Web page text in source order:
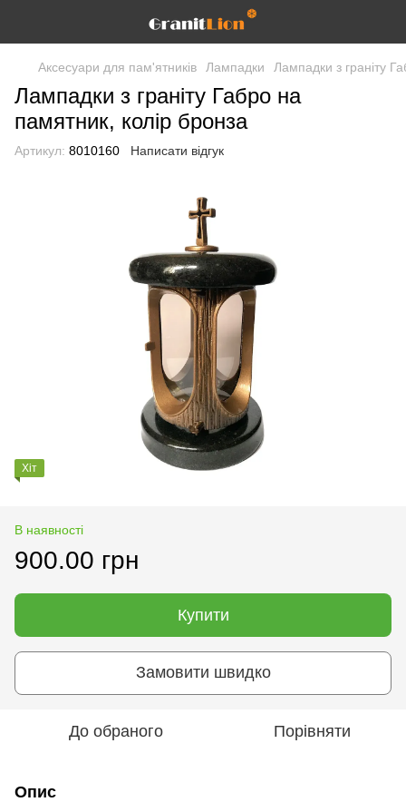
Аксесуари для пам'ятників Лампадки Лампадки з граніту
Лампадки з граніту Габро на
памятник, колір бронза
Артикул: 8010160 Написати відгук
Хіт
В наявності
900.00 грн
Купити
Замовити швидко
До обраного Порівняти
Опис